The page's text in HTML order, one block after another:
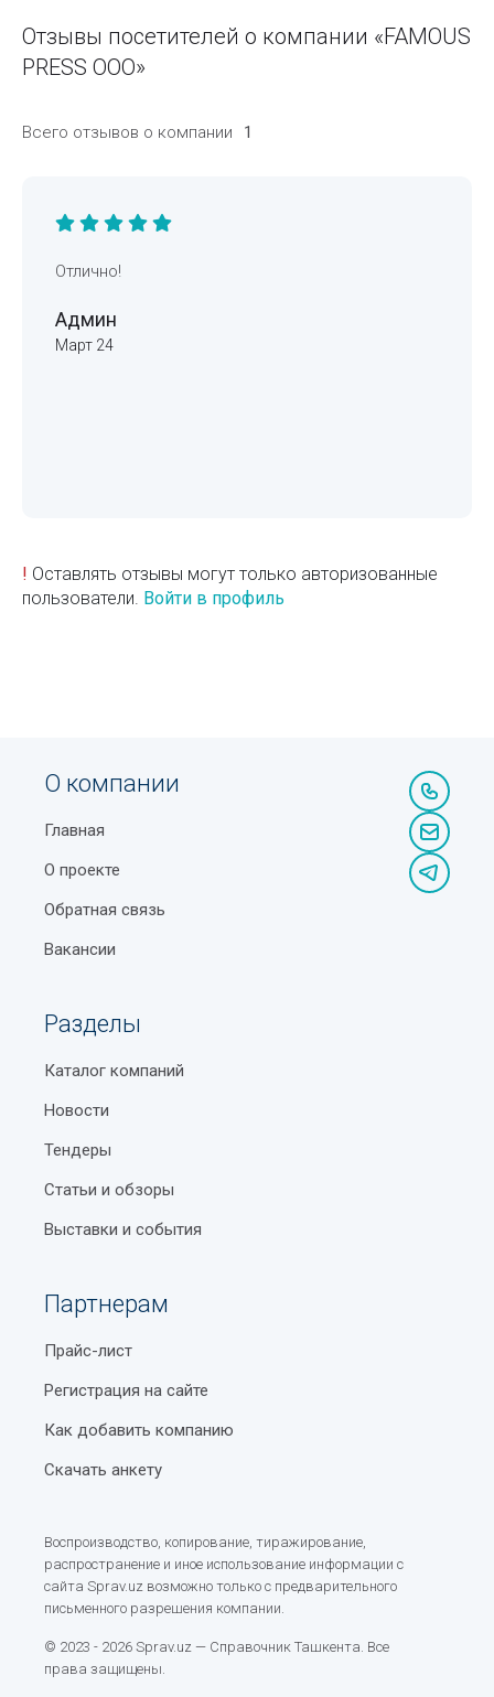
Отзывы посетителей о компании «FAMOUS
PRESS ООО»
Всего отзывов о компании 1
Отлично!
Админ
Март 24
! Оставлять отзывы могут только авторизованные
пользователи. Войти в профиль
О компании
Главная
О проекте
Обратная связь
Вакансии
Разделы
Каталог компаний
Новости
Тендеры
Статьи и обзоры
Выставки и события
Партнерам
Прайс-лист
Регистрация на сайте
Как добавить компанию
Скачать анкету
Воспроизводство, копирование, тиражирование,
распространение и иное использование информации с
сайта Sprav.uz возможно только с предварительного
письменного разрешения компании.
© 2023 - 2026 Sprav.uz — Справочник Ташкента. Все
права защищены.